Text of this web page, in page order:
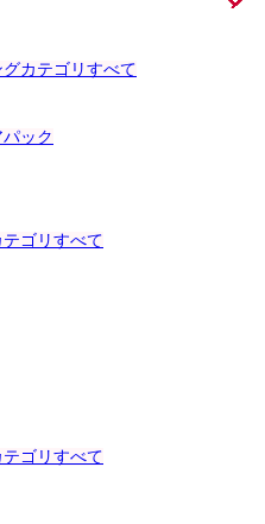
カテゴリすべて
ック
ゴリすべて
ゴリすべて